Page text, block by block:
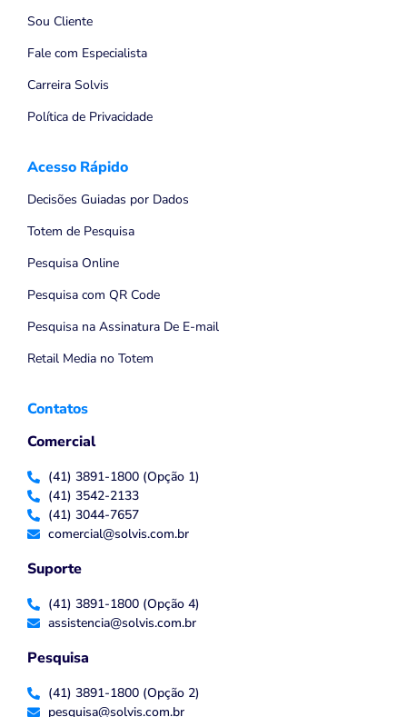
Sou Cliente
Fale com Especialista
Carreira Solvis
Política de Privacidade
Acesso Rápido
Decisões Guiadas por Dados
Totem de Pesquisa
Pesquisa Online
Pesquisa com QR Code
Pesquisa na Assinatura De E-mail
Retail Media no Totem
Contatos
Comercial
(41) 3891-1800 (Opção 1)
(41) 3542-2133
(41) 3044-7657
comercial@solvis.com.br
Suporte
(41) 3891-1800 (Opção 4)
assistencia@solvis.com.br
Pesquisa
(41) 3891-1800 (Opção 2)
pesquisa@solvis.com.br